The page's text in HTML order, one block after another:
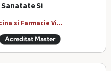
Si
si Farmacie Vi...
Acreditat Master